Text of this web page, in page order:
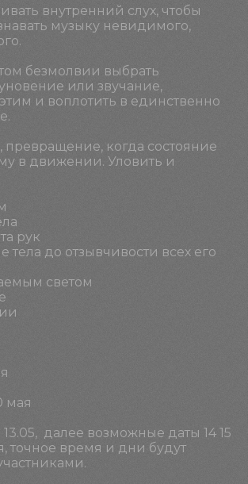
внутренний слух, чтобы
музыку невидимого,
безмолвии выбрать
или звучание,
и воплотить в единственно
превращение, когда состояние
в движении. Уловить и
рук
тела до отзывчивости всех его
светом
мая
13.05, далее возможные даты 14 15
точное время и дни будут
75 26